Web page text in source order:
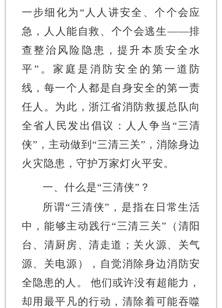
一步细化为“人人讲安全、个个会应
急，人人能自救、个个会逃生——排
查整治风险隐患，提升本质安全水
平”。家庭是消防安全的第一道防
线，每一个人都是自身安全的第一责
任人。为此，浙江省消防救援总队向
全省人民发出倡议：人人争当“三清
侠”，主动做到“三清三关”，消除身边
火灾隐患，守护万家灯火平安。
一、什么是“三清侠”？
所谓“三清侠”，是指在日常生活
中，能够主动践行“三清三关”（清阳
台、清厨房、清走道；关火源、关气
源、关电源），自觉消除身边消防安
全隐患的人。 他们或许没有超能力，
却用最平凡的行动，清除着可能吞噬